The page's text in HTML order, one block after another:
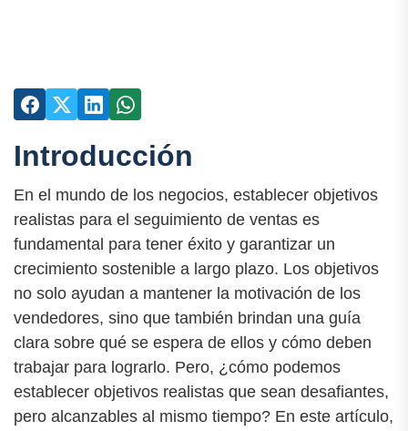
Introducción
En el mundo de los negocios, establecer objetivos
realistas para el seguimiento de ventas es
fundamental para tener éxito y garantizar un
crecimiento sostenible a largo plazo. Los objetivos
no solo ayudan a mantener la motivación de los
vendedores, sino que también brindan una guía
clara sobre qué se espera de ellos y cómo deben
trabajar para lograrlo. Pero, ¿cómo podemos
establecer objetivos realistas que sean desafiantes,
pero alcanzables al mismo tiempo? En este artículo,